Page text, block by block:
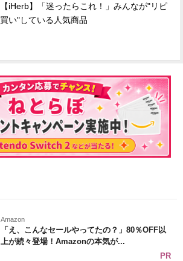
【iHerb】「迷ったらこれ！」みんなが"リピ
買い"している人気商品
Amazon
「え、こんなセールやってたの？」80％OFF以
上が続々登場！Amazonの本気が...
PR